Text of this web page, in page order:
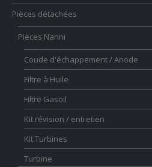
Pièces détachées
Pièces Nanni
Coude d'échappement / Anode
Filtre à Huile
Filtre Gasoil
Kit révision / entretien
Kit Turbines
Turbine